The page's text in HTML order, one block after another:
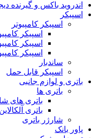
اندروید باکس و گیرنده
اسپیکر
اسپیکر کامپیوتر
اسپیکر کامپیوتر
اسپیکر کامپیوتر
اسپیکر کامپیوتر
ساندبار
اسپیکر قابل حمل
باتری و لوازم جانبی
باتری ها
باتری های
باتری آلکالاین
شارژر باتری
پاور بانک